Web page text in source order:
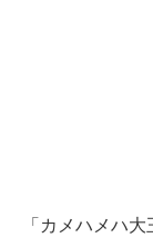
「カメハメハ